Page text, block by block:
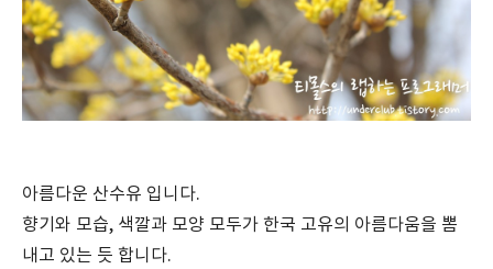
아름다운 산수유 입니다.
향기와 모습, 색깔과 모양 모두가 한국 고유의 아름다움을 뽐
내고 있는 듯 합니다.